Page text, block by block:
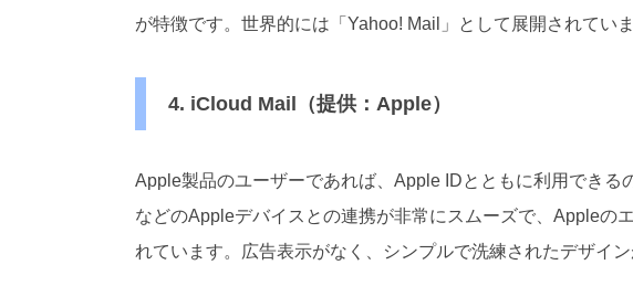
が特徴です。世界的には「Yahoo! Mail」として展開されていま
4. iCloud Mail（提供：Apple）
Apple製品のユーザーであれば、Apple IDとともに利用できる
などのAppleデバイスとの連携が非常にスムーズで、Appleの
れています。広告表示がなく、シンプルで洗練されたデザイン